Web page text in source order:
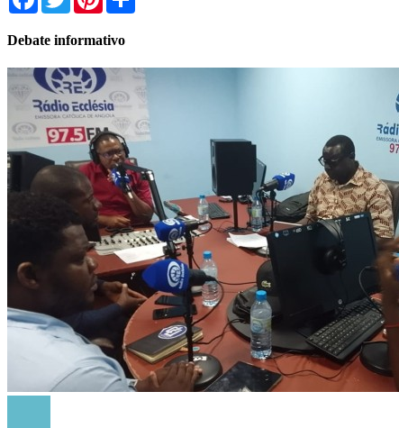
Debate informativo